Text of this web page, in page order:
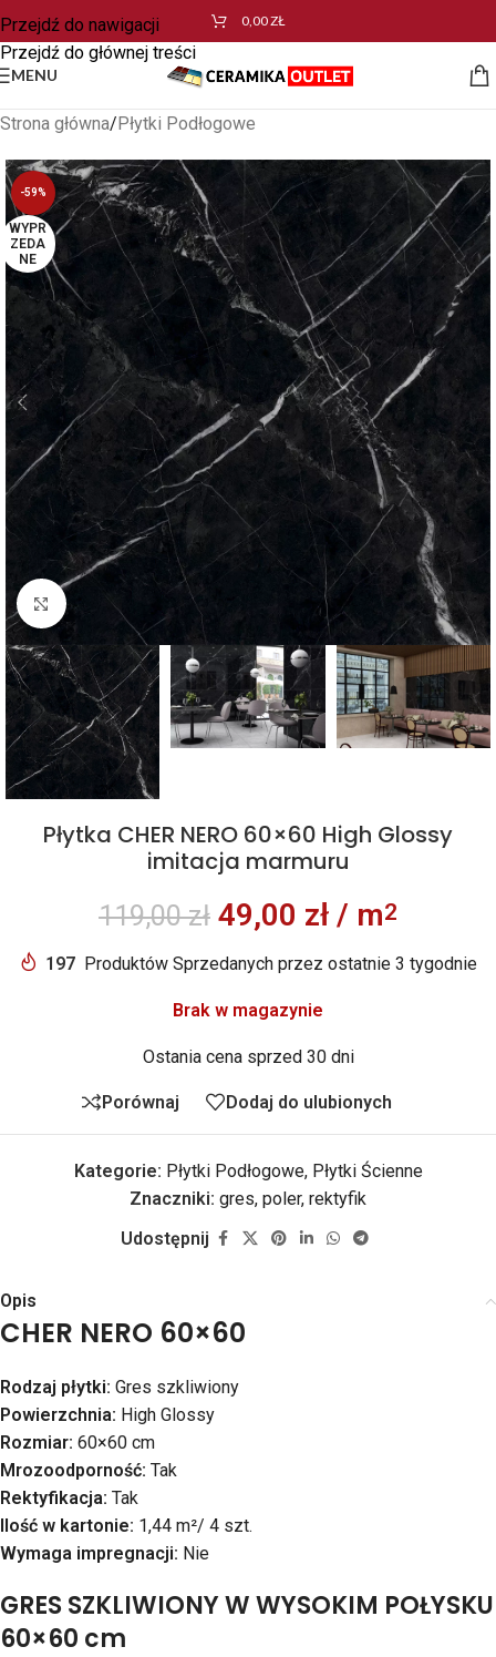
Przejdź do nawigacji
Przejdź do głównej treści
0,00ZŁ
MENU
Strona główna/Płytki Podłogowe
-59%
WYPR
ZEDA
NE
Kliknij aby powiększyć
Płytka CHER NERO 60×60 High Glossy
imitacja marmuru
119,00zł 49,00 zł / m2
197 Produktów Sprzedanych przez ostatnie 3 tygodnie
Brak w magazynie
Ostania cena sprzed 30 dni
Porównaj Dodaj do ulubionych
Kategorie: Płytki Podłogowe, Płytki Ścienne
Znaczniki: gres, poler, rektyfik
Udostępnij
Opis
CHER NERO 60×60
Rodzaj płytki: Gres szkliwiony
Powierzchnia: High Glossy
Rozmiar: 60×60 cm
Mrozoodporność: Tak
Rektyfikacja: Tak
Ilość w kartonie: 1,44 m²/ 4 szt.
Wymaga impregnacji: Nie
GRES SZKLIWIONY W WYSOKIM POŁYSKU
60×60 cm